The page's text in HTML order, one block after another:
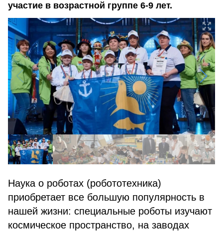
участие в возрастной группе 6-9 лет.
Наука о роботах (робототехника)
приобретает все большую популярность в
нашей жизни: специальные роботы изучают
космическое пространство, на заводах